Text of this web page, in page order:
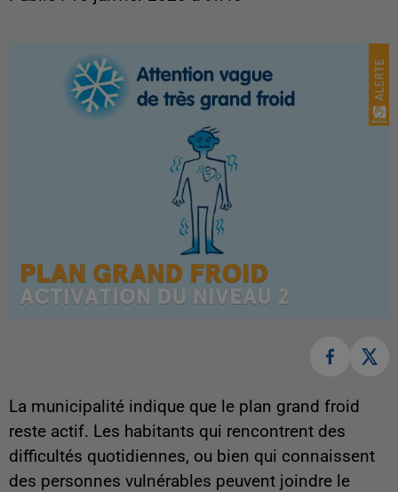
La municipalité indique que le plan grand froid
reste actif. Les habitants qui rencontrent des
difficultés quotidiennes, ou bien qui connaissent
des personnes vulnérables peuvent joindre le